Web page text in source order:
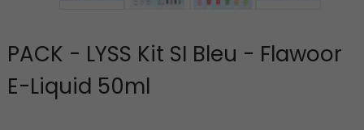
PACK - LYSS Kit SI Bleu - Flawoor
E-Liquid 50ml